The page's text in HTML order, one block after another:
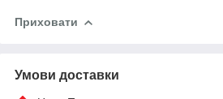
Приховати
Умови доставки